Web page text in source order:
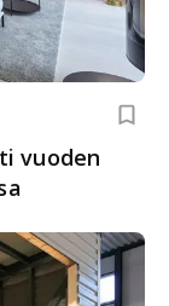
vuoden